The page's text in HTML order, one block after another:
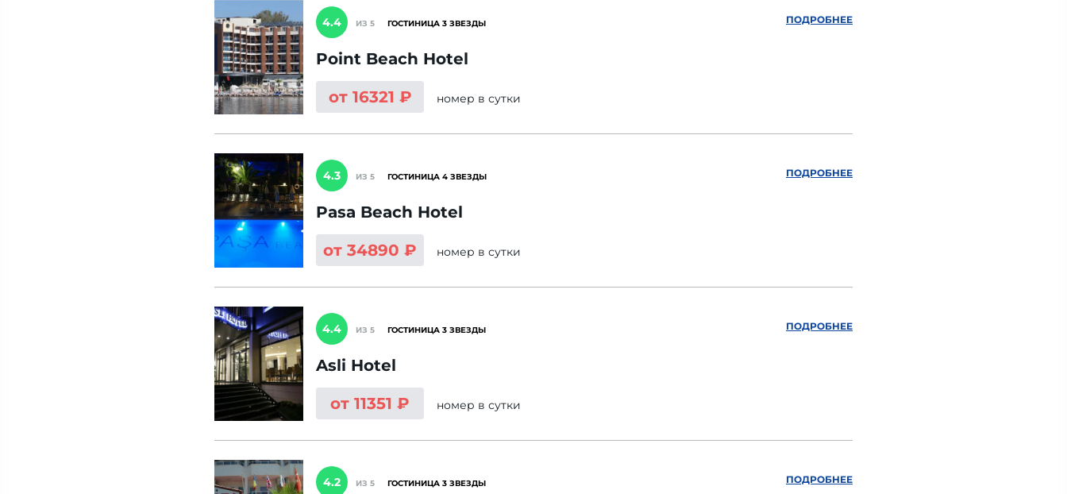
4.4 ИЗ 5 ГОСТИНИЦА 3 ЗВЕЗДЫ
Point Beach Hotel
от 16321 ₽
номер в сутки
ПОДРОБНЕЕ
4.3 ИЗ 5 ГОСТИНИЦА 4 ЗВЕЗДЫ
Pasa Beach Hotel
от 34890 ₽
номер в сутки
ПОДРОБНЕЕ
4.4 ИЗ 5 ГОСТИНИЦА 3 ЗВЕЗДЫ
Asli Hotel
от 11351 ₽
номер в сутки
ПОДРОБНЕЕ
4.2 ИЗ 5 ГОСТИНИЦА 3 ЗВЕЗДЫ ПОДРОБНЕЕ